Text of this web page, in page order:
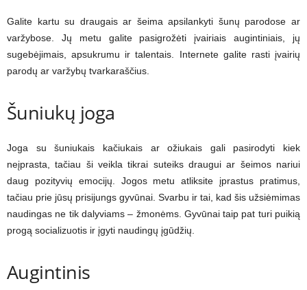
Galite kartu su draugais ar šeima apsilankyti šunų parodose ar
varžybose. Jų metu galite pasigrožėti įvairiais augintiniais, jų
sugebėjimais, apsukrumu ir talentais. Internete galite rasti įvairių
parodų ar varžybų tvarkaraščius.
Šuniukų joga
Joga su šuniukais kačiukais ar ožiukais gali pasirodyti kiek
neįprasta, tačiau ši veikla tikrai suteiks draugui ar šeimos nariui
daug pozityvių emocijų. Jogos metu atliksite įprastus pratimus,
tačiau prie jūsų prisijungs gyvūnai. Svarbu ir tai, kad šis užsiėmimas
naudingas ne tik dalyviams – žmonėms. Gyvūnai taip pat turi puikią
progą socializuotis ir įgyti naudingų įgūdžių.
Augintinis